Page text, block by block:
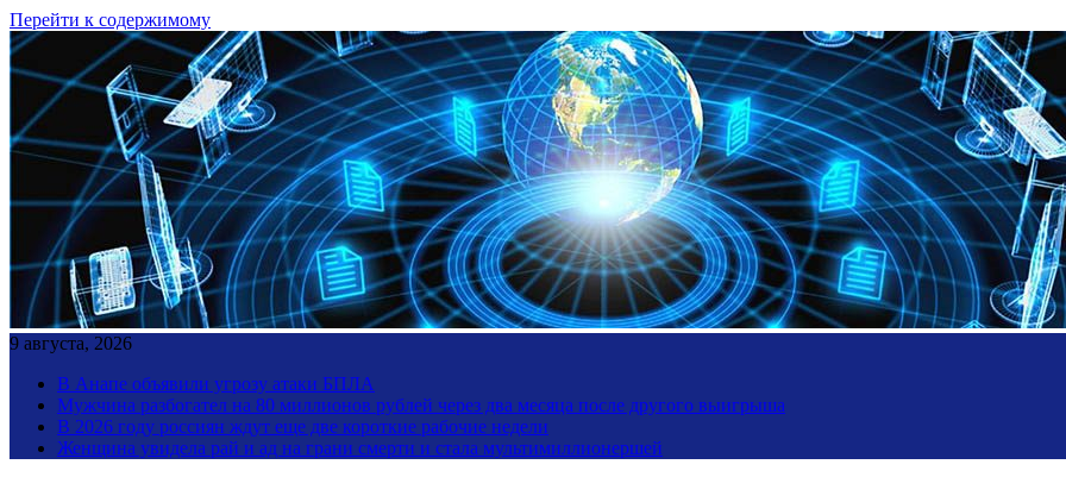
Перейти к содержимому
9 августа, 2026
В Анапе объявили угрозу атаки БПЛА
Мужчина разбогател на 80 миллионов рублей через два месяца после другого выигрыша
В 2026 году россиян ждут еще две короткие рабочие недели
Женщина увидела рай и ад на грани смерти и стала мультимиллионершей